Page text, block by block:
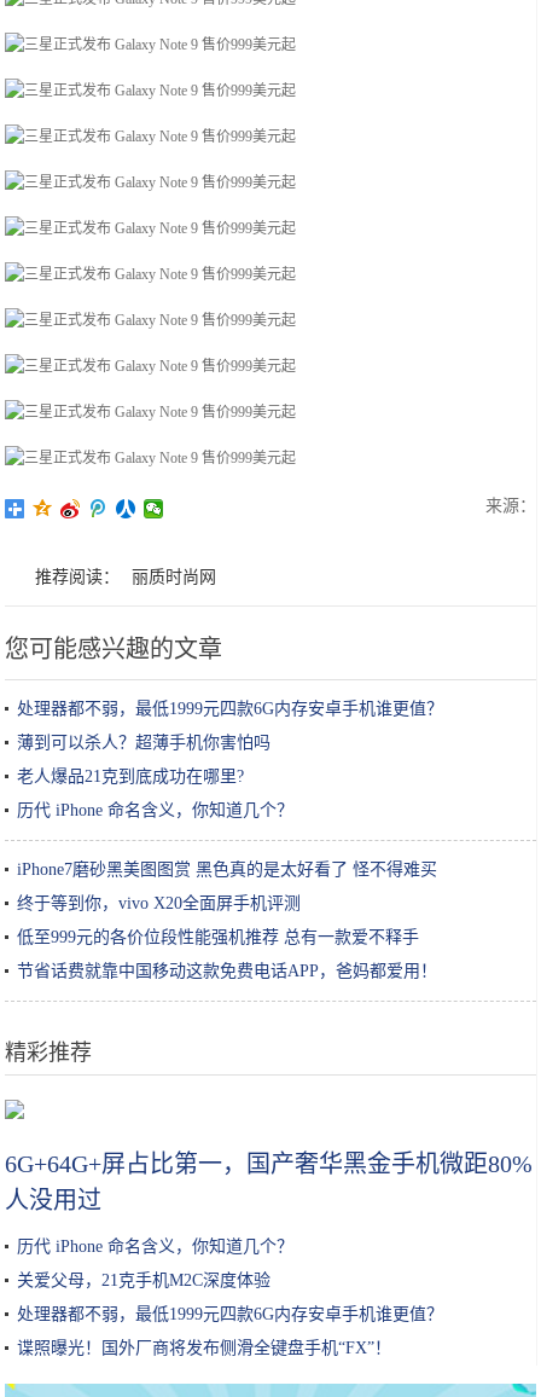
来源：
推荐阅读： 丽质时尚网
您可能感兴趣的文章
处理器都不弱，最低1999元四款6G内存安卓手机谁更值？
薄到可以杀人？超薄手机你害怕吗
老人爆品21克到底成功在哪里?
历代 iPhone 命名含义，你知道几个？
iPhone7磨砂黑美图图赏 黑色真的是太好看了 怪不得难买
终于等到你，vivo X20全面屏手机评测
低至999元的各价位段性能强机推荐 总有一款爱不释手
节省话费就靠中国移动这款免费电话APP，爸妈都爱用！
精彩推荐
6G+64G+屏占比第一，国产奢华黑金手机微距80%
人没用过
历代 iPhone 命名含义，你知道几个？
关爱父母，21克手机M2C深度体验
处理器都不弱，最低1999元四款6G内存安卓手机谁更值？
谍照曝光！国外厂商将发布侧滑全键盘手机“FX”！